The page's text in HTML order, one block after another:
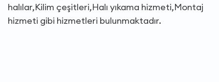
halılar,Kilim çeşitleri,Halı yıkama hizmeti,Montaj
hizmeti gibi hizmetleri bulunmaktadır.